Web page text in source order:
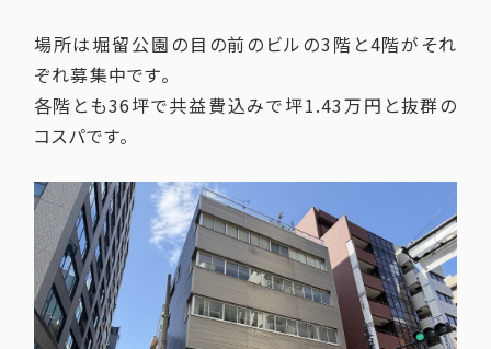
場所は堀留公園の目の前のビルの3階と4階がそれ
ぞれ募集中です。
各階とも36坪で共益費込みで坪1.43万円と抜群の
コスパです。